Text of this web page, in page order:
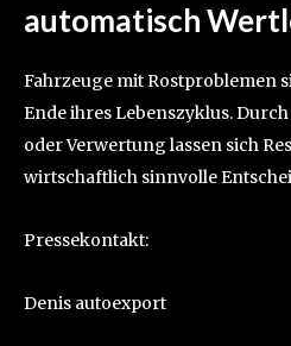
automatisch
Fahrzeuge mit Rostproblemen
Ende ihres Lebenszyklus.
oder Verwertung lassen sich
wirtschaftlich sinnvolle
Pressekontakt:
Denis autoexport